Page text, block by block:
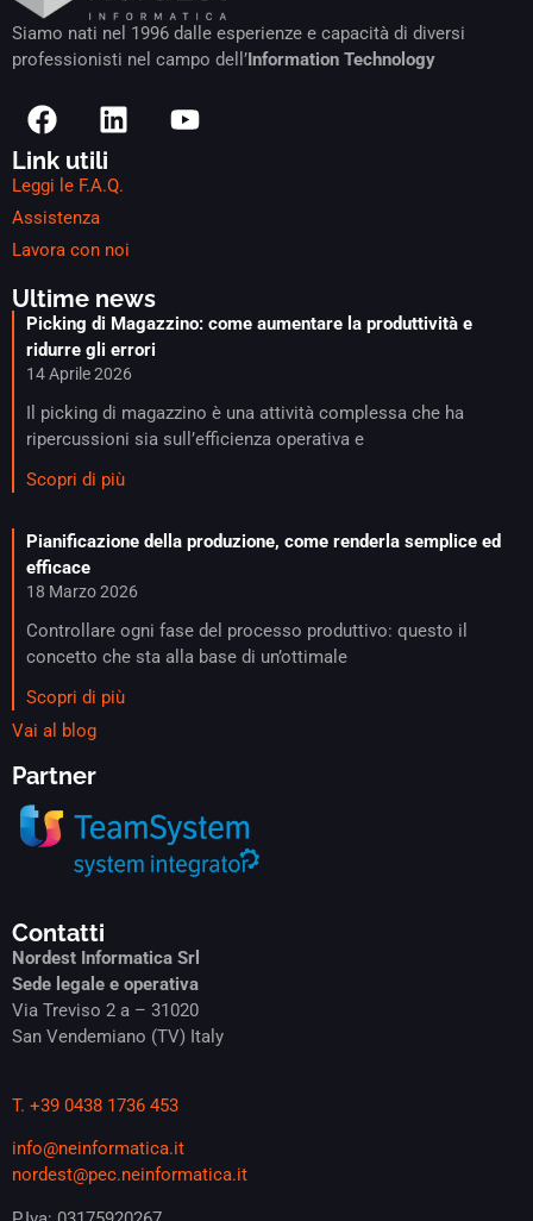
Siamo nati nel 1996 dalle esperienze e capacità di diversi
professionisti nel campo dell’Information Technology
Link utili
Leggi le F.A.Q.
Assistenza
Lavora con noi
Ultime news
Picking di Magazzino: come aumentare la produttività e
ridurre gli errori
14 Aprile 2026
Il picking di magazzino è una attività complessa che ha
ripercussioni sia sull’efficienza operativa e
Scopri di più
Pianificazione della produzione, come renderla semplice ed
efficace​
18 Marzo 2026
Controllare ogni fase del processo produttivo: questo il
concetto che sta alla base di un’ottimale
Scopri di più
Vai al blog
Partner
Contatti
Nordest Informatica Srl
Sede legale e operativa
Via Treviso 2 a – 31020
San Vendemiano (TV) Italy
T. +39 0438 1736 453
info@neinformatica.it
nordest@pec.neinformatica.it